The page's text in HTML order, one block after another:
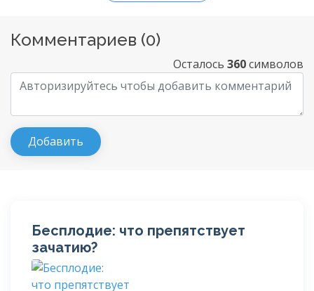
Комментариев (0)
Осталось 360символов
Бесплодие: что препятствует
зачатию?